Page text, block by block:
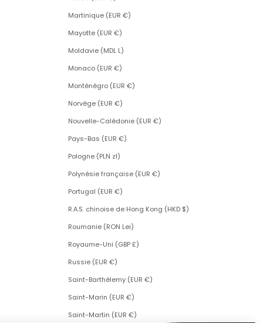
Martinique (EUR €)
Mayotte (EUR €)
Moldavie (MDL L)
Monaco (EUR €)
Monténégro (EUR €)
Norvège (EUR €)
Nouvelle-Calédonie (EUR €)
Pays-Bas (EUR €)
Pologne (PLN zł)
Polynésie française (EUR €)
Portugal (EUR €)
R.A.S. chinoise de Hong Kong (HKD $)
Roumanie (RON Lei)
Royaume-Uni (GBP £)
Russie (EUR €)
Saint-Barthélemy (EUR €)
Saint-Marin (EUR €)
Saint-Martin (EUR €)